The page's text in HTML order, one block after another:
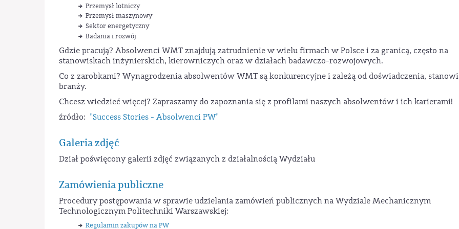
Przemysł lotniczy
Przemysł maszynowy
Sektor energetyczny
Badania i rozwój
Gdzie pracują? Absolwenci WMT znajdują zatrudnienie w wielu firmach w Polsce i za granicą, często na
stanowiskach inżynierskich, kierowniczych oraz w działach badawczo-rozwojowych.
Co z zarobkami? Wynagrodzenia absolwentów WMT są konkurencyjne i zależą od doświadczenia,
branży.
Chcesz wiedzieć więcej? Zapraszamy do zapoznania się z profilami naszych absolwentów i ich karierami!
źródło: "Success Stories - Absolwenci PW"
Galeria zdjęć
Dział poświęcony galerii zdjęć związanych z działalnością Wydziału
Zamówienia publiczne
Procedury postępowania w sprawie udzielania zamówień publicznych na Wydziale Mechanicznym
Technologicznym Politechniki Warszawskiej:
Regulamin zakupów na PW